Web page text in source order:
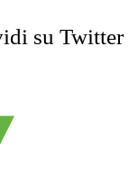
su Twitter